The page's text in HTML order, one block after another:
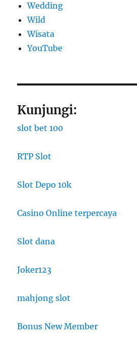
Wedding
Wild
Wisata
YouTube
Kunjungi:
slot bet 100
RTP Slot
Slot Depo 10k
Casino Online terpercaya
Slot dana
Joker123
mahjong slot
Bonus New Member